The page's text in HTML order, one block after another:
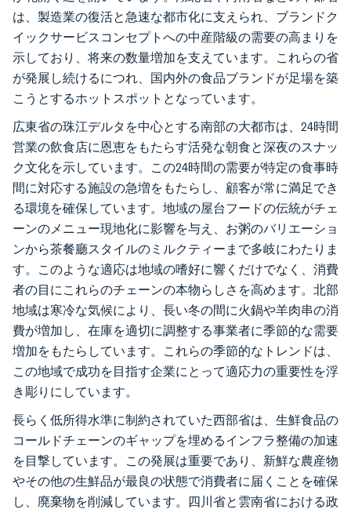
は、製造業の復活と急速な都市化に支えられ、ブランドク
イックサービスコンセプトへの中産階級の需要の高まりを
示しており、将来の数量増加を支えています。これらの省
が発展し続けるにつれ、国内外の食品ブランドが足場を築
こうとするホットスポットとなっています。
広東省の珠江デルタを中心とする南部の大都市は、24時間
営業の飲食店に恩恵をもたらす活発な朝食と深夜のスナッ
ク文化を示しています。この24時間の需要が特定の食事時
間に対応する施設の急増をもたらし、顧客が常に満足でき
る環境を確保しています。地域の屋台フードの伝統がチェ
ーンのメニュー現地化に影響を与え、お粥のバリエーショ
ンから茶餐廳スタイルのミルクティーまで多岐にわたりま
す。このような適応は地域の嗜好に響くだけでなく、消費
者の目にこれらのチェーンの本物らしさを高めます。北部
地域は寒冷な気候により、長い冬の間に火鍋や羊肉串の消
費が増加し、在庫を適切に調整する事業者に季節的な需要
増加をもたらしています。これらの季節的なトレンドは、
この地域で成功を目指す企業にとって適応力の重要性を浮
き彫りにしています。
長らく低所得水準に制約されていた西部省は、生鮮食品の
コールドチェーンのギャップを埋めるインフラ整備の加速
を目撃しています。この発展は重要であり、新鮮な農産物
やその他の生鮮品が最良の状態で消費者に届くことを確保
し、廃棄物を削減しています。四川省と雲南省における政